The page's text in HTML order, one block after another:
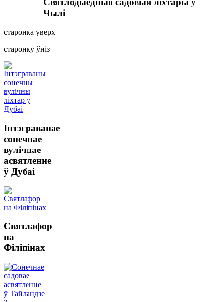
Святлодыёдныя садовыя ліхтары ў
Чылі
старонка ўверх
старонку ўніз
Інтэграванае
сонечнае
вулічнае
асвятленне
ў Дубаі
Святлафор
на
Філіпінах